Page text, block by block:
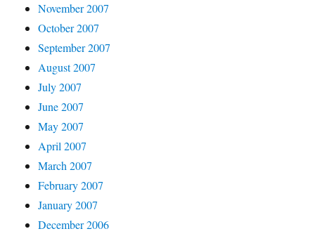
November 2007
October 2007
September 2007
August 2007
July 2007
June 2007
May 2007
April 2007
March 2007
February 2007
January 2007
December 2006